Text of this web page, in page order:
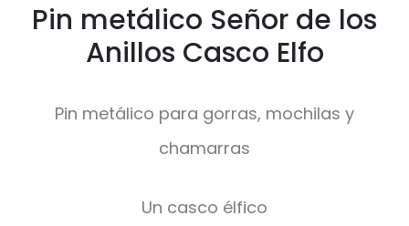
Pin metálico Señor de los
Anillos Casco Elfo
Pin metálico para gorras, mochilas y
chamarras
Un casco élfico